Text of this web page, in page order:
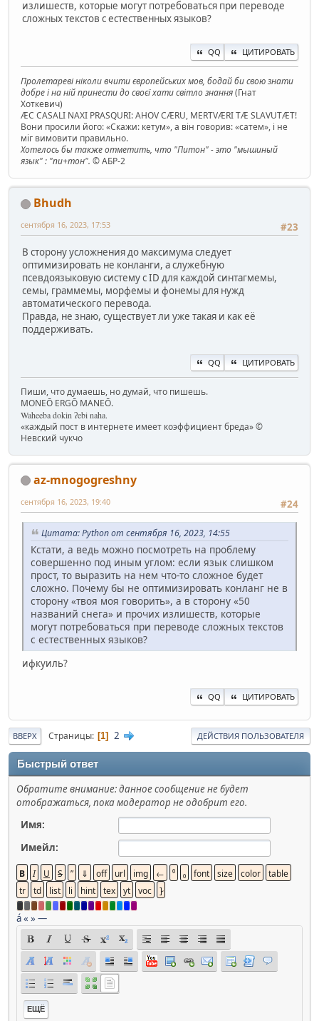
излишеств, которые могут потребоваться при переводе
сложных текстов с естественных языков?
QQ ЦИТИРОВАТЬ
Пролетареві ніколи вчити європейських мов, бодай би свою знати
добре і на ній принести до своєї хати світло знання(Гнат
Хоткевич)
ÆC CASALI NAXI PRASQURI: AHOV CÆRU, MERTVÆRI TÆ SLAVUTÆT!
Вони просили його: «Скажи: кетум», а він говорив: «сатем», і не
міг вимовити правильно.
Хотелось бы также отметить, что "Питон" - это "мышиный
язык" : "пи+тон". © АБР-2
Bhudh
#23
сентября 16, 2023, 17:53
В сторону усложнения до максимума следует
оптимизировать не конланги, а служебную
псевдоязыковую систему с ID для каждой синтагмемы,
семы, граммемы, морфемы и фонемы для нужд
автоматического перевода.
Правда, не знаю, существует ли уже такая и как её
поддерживать.
QQ ЦИТИРОВАТЬ
Пиши, что думаешь, но думай, что пишешь.
MONEŌ ERGŌ MANEŌ.
Waheeba dokin ʔebi naha.
«каждый пост в интернете имеет коэффициент бреда» ©
Невский чукчо
az-mnogogreshny
#24
сентября 16, 2023, 19:40
Цитата: Python от сентября 16, 2023, 14:55
Кстати, а ведь можно посмотреть на проблему
совершенно под иным углом: если язык слишком
прост, то выразить на нем что-то сложное будет
сложно. Почему бы не оптимизировать конланг не в
сторону «твоя моя говорить», а в сторону «50
названий снега» и прочих излишеств, которые
могут потребоваться при переводе сложных текстов
с естественных языков?
ифкуиль?
QQ ЦИТИРОВАТЬ
ВВЕРХ Страницы 1 2 ДЕЙСТВИЯ ПОЛЬЗОВАТЕЛЯ
Быстрый ответ
Обратите внимание: данное сообщение не будет
отображаться, пока модератор не одобрит его.
Имя:
Имейл:
á« »—
ЕЩЁ